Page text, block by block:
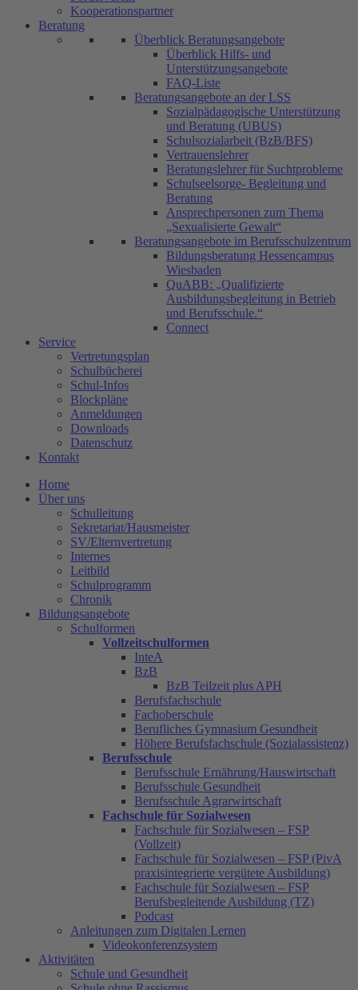
Kooperationspartner
Beratung
Überblick Beratungsangebote
Überblick Hilfs- und
Unterstützungsangebote
FAQ-Liste
Beratungsangebote an der LSS
Sozialpädagogische Unterstützung
und Beratung (UBUS)
Schulsozialarbeit (BzB/BFS)
Vertrauenslehrer
Beratungslehrer für Suchtprobleme
Schulseelsorge- Begleitung und
Beratung
Ansprechpersonen zum Thema
„Sexualisierte Gewalt“
Beratungsangebote im Berufsschulzentrum
Bildungsberatung Hessencampus
Wiesbaden
QuABB: „Qualifizierte
Ausbildungsbegleitung in Betrieb
und Berufsschule.“
Connect
Service
Vertretungsplan
Schulbücherei
Schul-Infos
Blockpläne
Anmeldungen
Downloads
Datenschutz
Kontakt
Home
Über uns
Schulleitung
Sekretariat/Hausmeister
SV/Elternvertretung
Internes
Leitbild
Schulprogramm
Chronik
Bildungsangebote
Schulformen
Vollzeitschulformen
InteA
BzB
BzB Teilzeit plus APH
Berufsfachschule
Fachoberschule
Berufliches Gymnasium Gesundheit
Höhere Berufsfachschule (Sozialassistenz)
Berufsschule
Berufsschule Ernährung/Hauswirtschaft
Berufsschule Gesundheit
Berufsschule Agrarwirtschaft
Fachschule für Sozialwesen
Fachschule für Sozialwesen – FSP
(Vollzeit)
Fachschule für Sozialwesen – FSP (PivA
praxisintegrierte vergütete Ausbildung)
Fachschule für Sozialwesen – FSP
Berufsbegleitende Ausbildung (TZ)
Podcast
Anleitungen zum Digitalen Lernen
Videokonferenzsystem
Aktivitäten
Schule und Gesundheit